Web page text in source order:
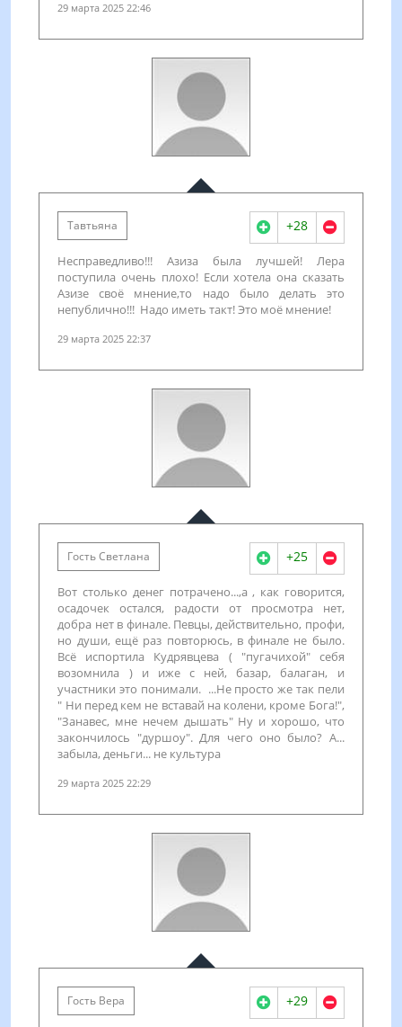
29 марта 2025 22:46
Тавтьяна +28
Несправедливо!!! Азиза была лучшей! Лера
поступила очень плохо! Если хотела она сказать
Азизе своё мнение,то надо было делать это
непублично!!! Надо иметь такт! Это моё мнение!
29 марта 2025 22:37
Гость Светлана +25
Вот столько денег потрачено...,а , как говорится,
осадочек остался, радости от просмотра нет,
добра нет в финале. Певцы, действительно, профи,
но души, ещё раз повторюсь, в финале не было.
Всё испортила Кудрявцева ( "пугачихой" себя
возомнила ) и иже с ней, базар, балаган, и
участники это понимали. ...Не просто же так пели
" Ни перед кем не вставай на колени, кроме Бога!",
"Занавес, мне нечем дышать" Ну и хорошо, что
закончилось "дуршоу". Для чего оно было? А...
забыла, деньги... не культура
29 марта 2025 22:29
Гость Вера +29